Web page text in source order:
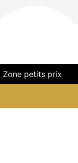
Zone petits prix